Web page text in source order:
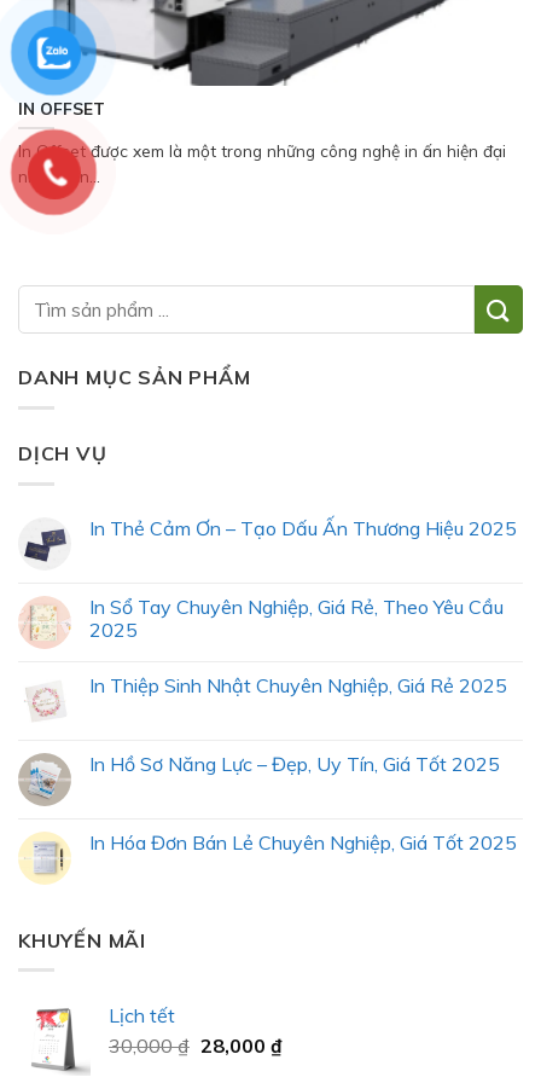
IN OFFSET
In Offset được xem là một trong những công nghệ in ấn hiện đại
nhất hiện...
DANH MỤC SẢN PHẨM
DỊCH VỤ
In Thẻ Cảm Ơn – Tạo Dấu Ấn Thương Hiệu 2025
In Sổ Tay Chuyên Nghiệp, Giá Rẻ, Theo Yêu Cầu
2025
In Thiệp Sinh Nhật Chuyên Nghiệp, Giá Rẻ 2025
In Hồ Sơ Năng Lực – Đẹp, Uy Tín, Giá Tốt 2025
In Hóa Đơn Bán Lẻ Chuyên Nghiệp, Giá Tốt 2025
KHUYẾN MÃI
Lịch tết
30,000₫ 28,000 ₫